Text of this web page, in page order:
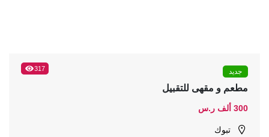
317 جديد
مطعم و مقهى للتقبيل
300 ألف ر.س
تبوك